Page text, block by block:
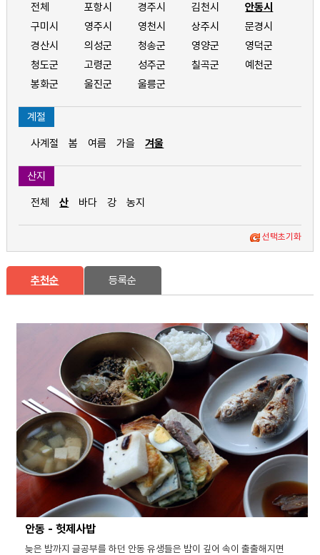
전체 포항시 경주시 김천시
안동시
구미시
영주시 영천시 상주시
문경시
경산시
의성군 청송군 영양군
영덕군
청도군
고령군 성주군 칠곡군
예천군
봉화군
울진군 울릉군
계절
사계절 봄 여름 가을 겨울
산지
전체 산 바다 강 농지
선택초기화
추천순 등록순
안동 - 헛제사밥
늦은 밤까지 글공부를 하던 안동 유생들은 밤이 깊어 속이 출출해지면